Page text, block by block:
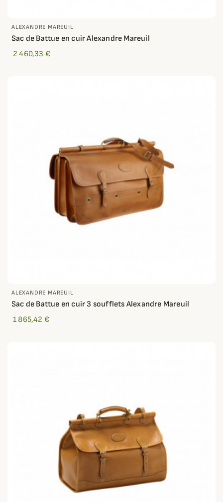
ALEXANDRE MAREUIL
Sac de Battue en cuir Alexandre Mareuil
2 460,33 €
ALEXANDRE MAREUIL
Sac de Battue en cuir 3 soufflets Alexandre Mareuil
1 865,42 €